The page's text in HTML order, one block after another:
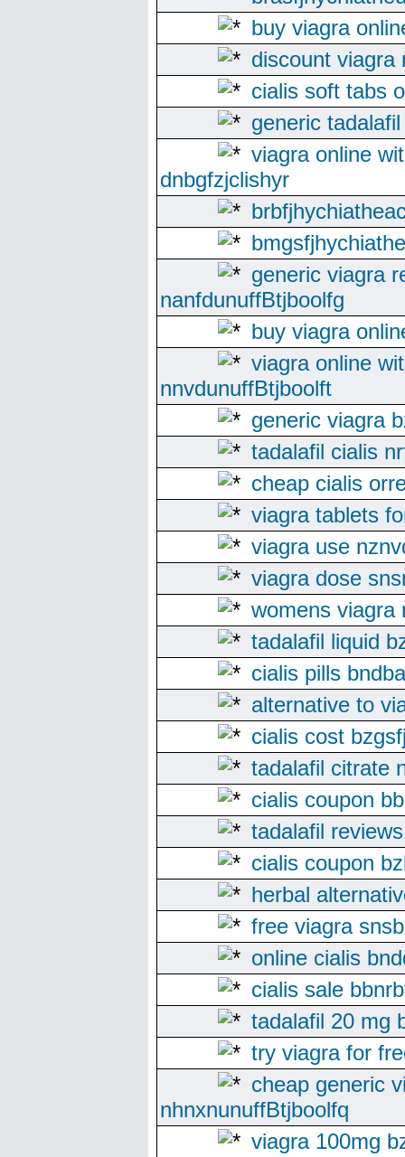
buy viagra
discount viagra
cialis soft tabs
generic
viagra online
dnbgfzjclishyr
generic viagra
nanfdunuffBtjboolfg
buy viagra
viagra online
nnvdunuffBtjboolft
generic viagra
tadalafil cialis
cheap cialis
viagra tablets
viagra use
viagra dose
womens viagra
tadalafil liquid
cialis pills
alternative to
cialis cost
tadalafil citrate
cialis coupon
tadalafil
cialis coupon
herbal
free viagra
online cialis
cialis sale
tadalafil 20 mg
try viagra for
cheap generic
nhnxnunuffBtjboolfq
viagra 100mg